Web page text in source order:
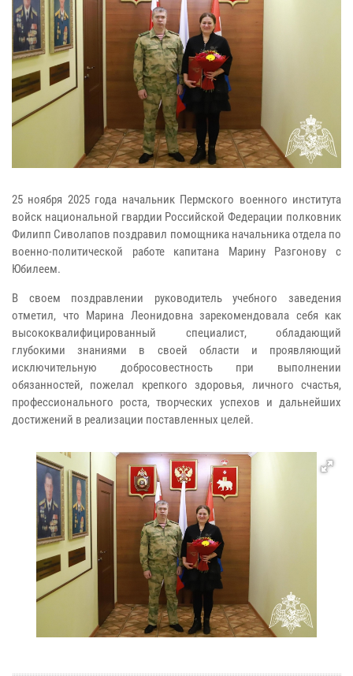
25 ноября 2025 года начальник Пермского военного института
войск национальной гвардии Российской Федерации полковник
Филипп Сиволапов поздравил помощника начальника отдела по
военно-политической работе капитана Марину Разгонову с
Юбилеем.
В своем поздравлении руководитель учебного заведения
отметил, что Марина Леонидовна зарекомендовала себя как
высококвалифицированный специалист, обладающий
глубокими знаниями в своей области и проявляющий
исключительную добросовестность при выполнении
обязанностей, пожелал крепкого здоровья, личного счастья,
профессионального роста, творческих успехов и дальнейших
достижений в реализации поставленных целей.